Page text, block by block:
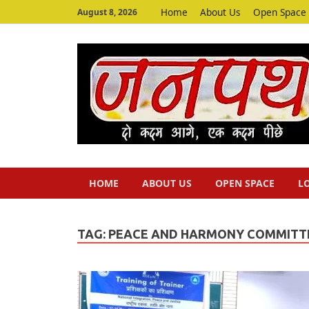
August 8, 2026 Home About Us Open Space
HOME ABOUT US OPEN SPACE
TAG: PEACE AND HARMONY